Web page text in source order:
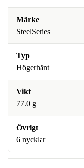
Märke
SteelSeries
Typ
Högerhänt
Vikt
77.0 g
Övrigt
6 nycklar